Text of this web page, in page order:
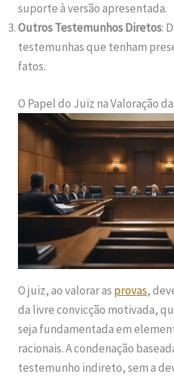
suporte à versão apresentada.
Outros Testemunhos Diretos:
testemunhas que tenham
fatos.
O Papel do Juiz na Valoração
O juiz, ao valorar as provas,
da livre convicção motivada,
seja fundamentada em
racionais. A condenação
testemunho indireto, sem a